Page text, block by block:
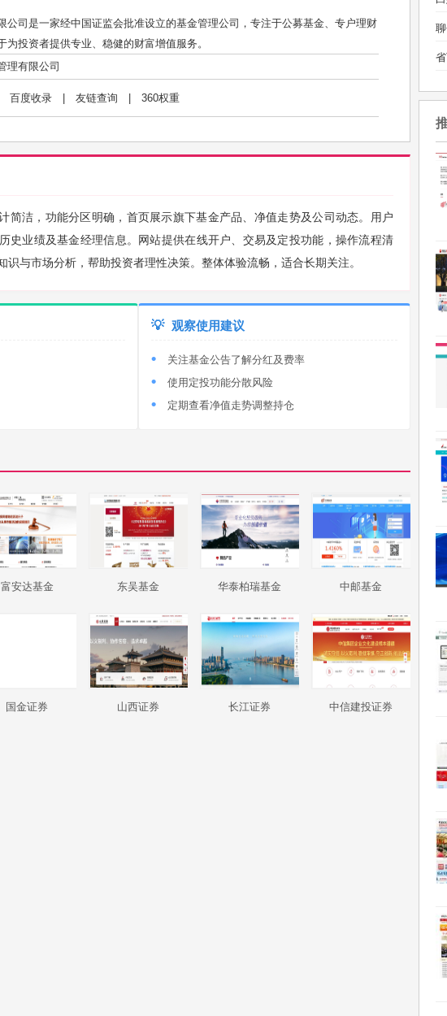
公司是一家经中国证监会批准设立的基金管理公司，专注于公募基金、专户理财
为投资者提供专业、稳健的财富增值服务。
理有限公司
百度收录 友链查询 360权重
简洁，功能分区明确，首页展示旗下基金产品、净值走势及公司动态。用户
史业绩及基金经理信息。网站提供在线开户、交易及定投功能，操作流程清
识与市场分析，帮助投资者理性决策。整体体验流畅，适合长期关注。
💡 观察使用建议
关注基金公告了解分红及费率
使用定投功能分散风险
定期查看净值走势调整持仓
富安达基金 东吴基金 华泰柏瑞基金 中邮基金
国金证券 山西证券 长江证券 中信建投证券